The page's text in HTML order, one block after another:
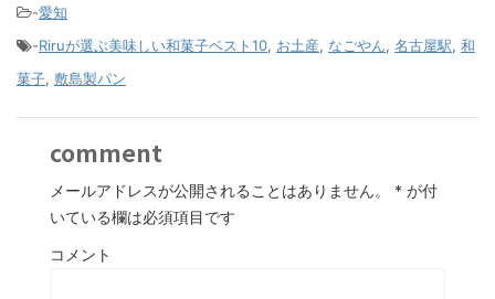
-愛知
-Riruが選ぶ美味しい和菓子ベスト10, お土産, なごやん, 名古屋駅, 和
菓子, 敷島製パン
comment
メールアドレスが公開されることはありません。 * が付
いている欄は必須項目です
コメント